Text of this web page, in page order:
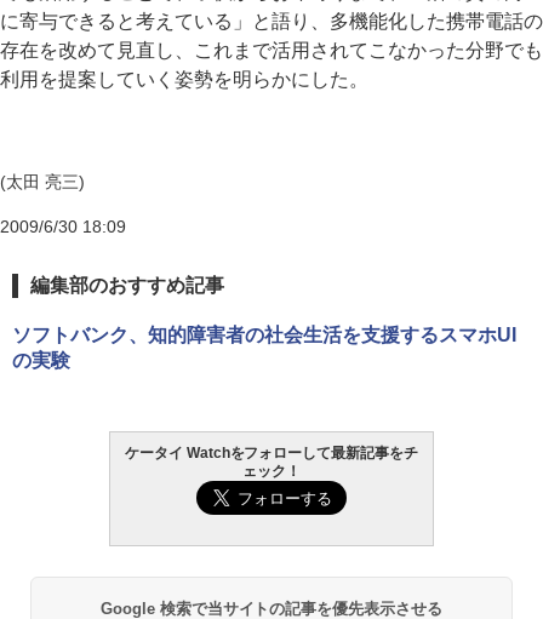
に寄与できると考えている」と語り、多機能化した携帯電話の
存在を改めて見直し、これまで活用されてこなかった分野でも
利用を提案していく姿勢を明らかにした。
(太田 亮三)
2009/6/30 18:09
編集部のおすすめ記事
ソフトバンク、知的障害者の社会生活を支援するスマホUI
の実験
ケータイ Watchをフォローして最新記事をチ
ェック！
Google 検索で当サイトの記事を優先表示させる